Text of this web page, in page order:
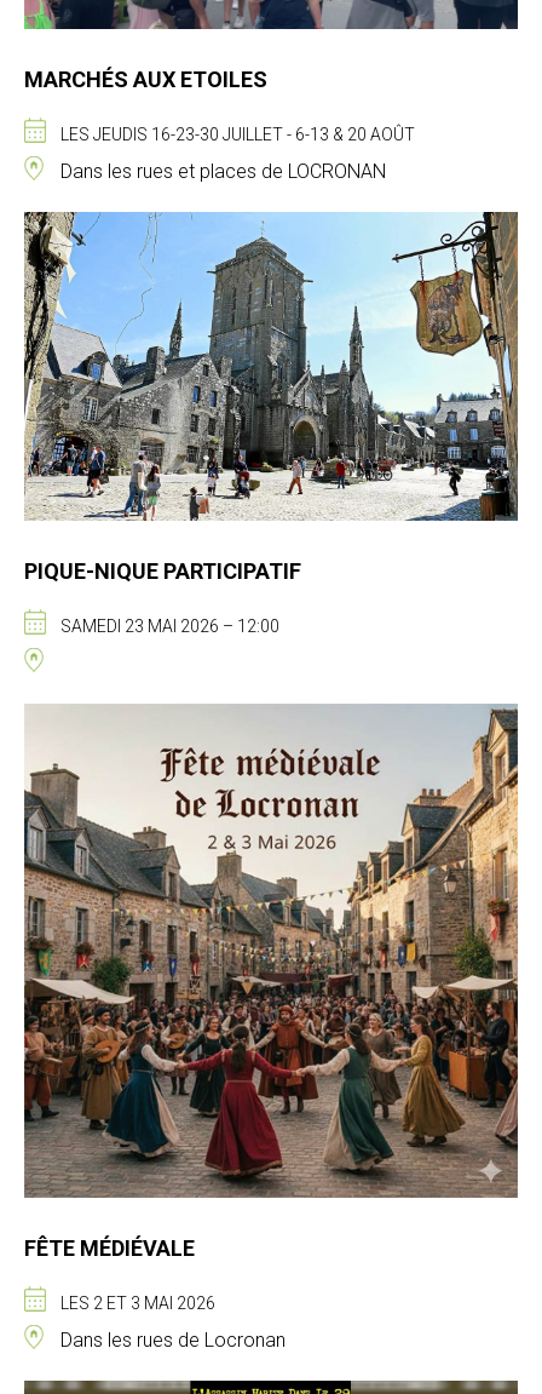
MARCHÉS AUX ETOILES
LES JEUDIS 16-23-30 JUILLET - 6-13 & 20 AOÛT
Dans les rues et places de LOCRONAN
PIQUE-NIQUE PARTICIPATIF
SAMEDI 23 MAI 2026 – 12:00
FÊTE MÉDIÉVALE
LES 2 ET 3 MAI 2026
Dans les rues de Locronan